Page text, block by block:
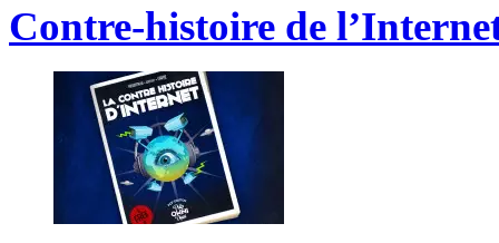
Contre-histoire de